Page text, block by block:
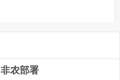
非农部署